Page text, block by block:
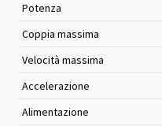
Potenza
Coppia massima
Velocità massima
Accelerazione
Alimentazione